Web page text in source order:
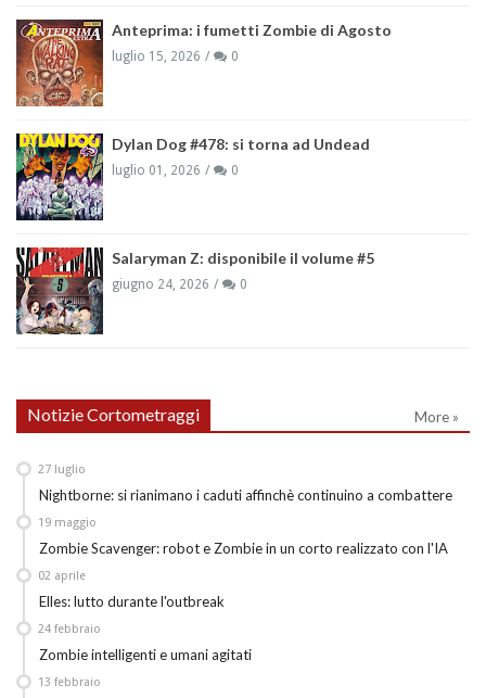
Anteprima: i fumetti Zombie di Agosto
luglio 15, 2026 0
Dylan Dog #478: si torna ad Undead
luglio 01, 2026 0
Salaryman Z: disponibile il volume #5
giugno 24, 2026 0
Notizie Cortometraggi More »
Nightborne: si rianimano i caduti affinchè continuino a combattere
27 luglio
Zombie Scavenger: robot e Zombie in un corto realizzato con l'IA
19 maggio
Elles: lutto durante l'outbreak
02 aprile
Zombie intelligenti e umani agitati
24 febbraio
13 febbraio